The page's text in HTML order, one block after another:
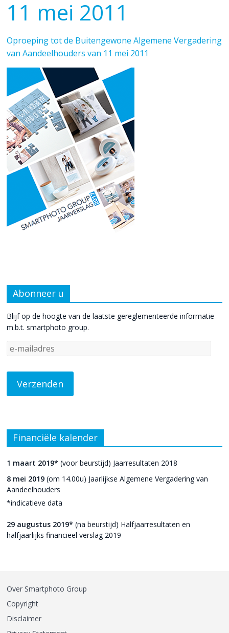
11 mei 2011
Oproeping tot de Buitengewone Algemene Vergadering
van Aandeelhouders van 11 mei 2011
Abonneer u
Blijf op de hoogte van de laatste gereglementeerde informatie
m.b.t. smartphoto group.
Financiële kalender
1 maart 2019* (voor beurstijd) Jaarresultaten 2018
8 mei 2019 (om 14.00u) Jaarlijkse Algemene Vergadering van
Aandeelhouders
*indicatieve data
29 augustus 2019* (na beurstijd) Halfjaarresultaten en
halfjaarlijks financieel verslag 2019
Over Smartphoto Group
Copyright
Disclaimer